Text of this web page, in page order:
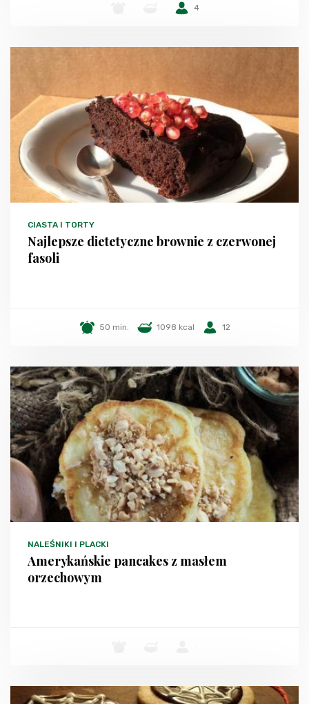
4
CIASTA I TORTY
Najlepsze dietetyczne brownie z czerwonej
fasoli
50 min. 1098 kcal 12
NALEŚNIKI I PLACKI
Amerykańskie pancakes z masłem
orzechowym